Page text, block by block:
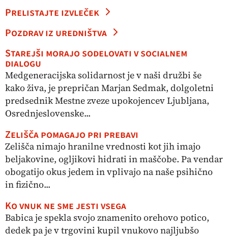
Prelistajte izvleček
Pozdrav iz uredništva
Starejši morajo sodelovati v socialnem
dialogu
Medgeneracijska solidarnost je v naši družbi še
kako živa, je prepričan Marjan Sedmak, dolgoletni
predsednik Mestne zveze upokojencev Ljubljana,
Osrednjeslovenske...
Zelišča pomagajo pri prebavi
Zelišča nimajo hranilne vrednosti kot jih imajo
beljakovine, ogljikovi hidrati in maščobe. Pa vendar
obogatijo okus jedem in vplivajo na naše psihično
in fizično...
Ko vnuk ne sme jesti vsega
Babica je spekla svojo znamenito orehovo potico,
dedek pa je v trgovini kupil vnukovo najljubšo